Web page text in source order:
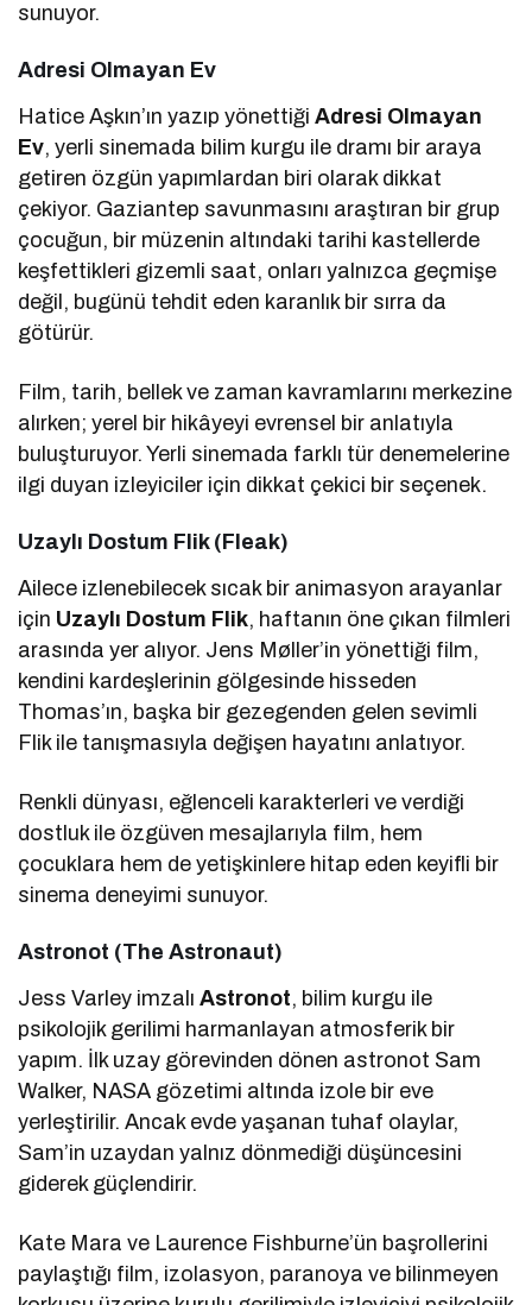
sunuyor.
Adresi Olmayan Ev
Hatice Aşkın’ın yazıp yönettiğiAdresi Olmayan
Ev, yerli sinemada bilim kurgu ile dramı bir araya
getiren özgün yapımlardan biri olarak dikkat
çekiyor. Gaziantep savunmasını araştıran bir grup
çocuğun, bir müzenin altındaki tarihi kastellerde
keşfettikleri gizemli saat, onları yalnızca geçmişe
değil, bugünü tehdit eden karanlık bir sırra da
götürür.
Film, tarih, bellek ve zaman kavramlarını merkezine
alırken; yerel bir hikâyeyi evrensel bir anlatıyla
buluşturuyor. Yerli sinemada farklı tür denemelerine
ilgi duyan izleyiciler için dikkat çekici bir seçenek.
Uzaylı Dostum Flik (Fleak)
Ailece izlenebilecek sıcak bir animasyon arayanlar
için Uzaylı Dostum Flik, haftanın öne çıkan filmleri
arasında yer alıyor. Jens Møller’in yönettiği film,
kendini kardeşlerinin gölgesinde hisseden
Thomas’ın, başka bir gezegenden gelen sevimli
Flik ile tanışmasıyla değişen hayatını anlatıyor.
Renkli dünyası, eğlenceli karakterleri ve verdiği
dostluk ile özgüven mesajlarıyla film, hem
çocuklara hem de yetişkinlere hitap eden keyifli bir
sinema deneyimi sunuyor.
Astronot (The Astronaut)
Jess Varley imzalıAstronot, bilim kurgu ile
psikolojik gerilimi harmanlayan atmosferik bir
yapım. İlk uzay görevinden dönen astronot Sam
Walker, NASA gözetimi altında izole bir eve
yerleştirilir. Ancak evde yaşanan tuhaf olaylar,
Sam’in uzaydan yalnız dönmediği düşüncesini
giderek güçlendirir.
Kate Mara ve Laurence Fishburne’ün başrollerini
paylaştığı film, izolasyon, paranoya ve bilinmeyen